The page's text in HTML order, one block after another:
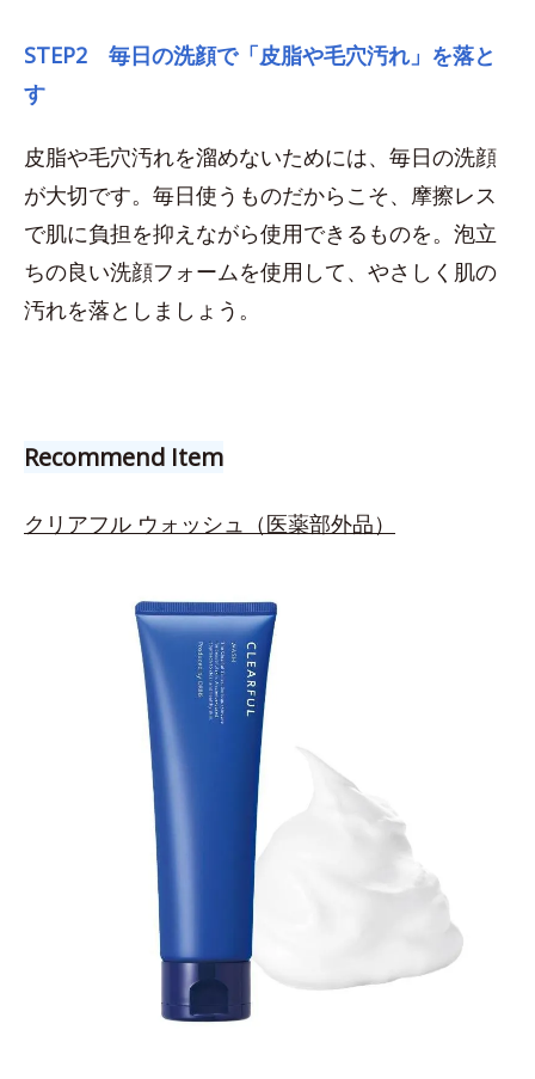
STEP2 毎日の洗顔で「皮脂や毛穴汚れ」を落と
す
皮脂や毛穴汚れを溜めないためには、毎日の洗顔
が大切です。毎日使うものだからこそ、摩擦レス
で肌に負担を抑えながら使用できるものを。泡立
ちの良い洗顔フォームを使用して、やさしく肌の
汚れを落としましょう。
Recommend Item
クリアフル ウォッシュ （医薬部外品）